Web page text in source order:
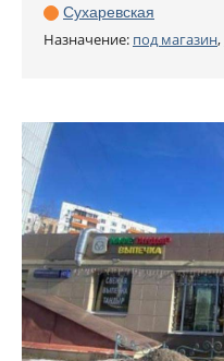
Сухаревская
Назначение: под магазин,